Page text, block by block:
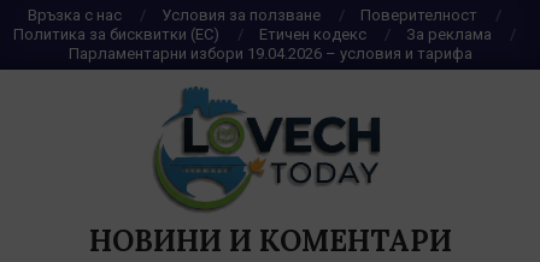
Skip
to
content
Връзка с нас Условия за ползване
Поверителност
Политика за бисквитки (ЕС)
Етичен кодекс
За реклама
Парламентарни избори 19.04.2026 – условия и тарифа
НОВИНИ И КОМЕНТАРИ